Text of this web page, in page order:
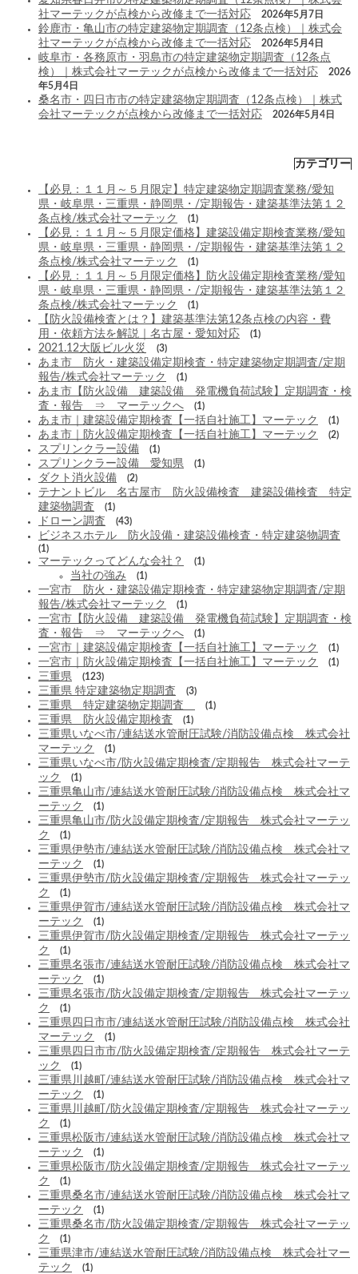
社マーテックが点検から改修まで一括対応
2026年5月7日
鈴鹿市・亀山市の特定建築物定期調査（12条点検）｜株式会
社マーテックが点検から改修まで一括対応
2026年5月4日
岐阜市・各務原市・羽島市の特定建築物定期調査（12条点
検）｜株式会社マーテックが点検から改修まで一括対応
2026
年5月4日
桑名市・四日市市の特定建築物定期調査（12条点検）｜株式
会社マーテックが点検から改修まで一括対応
2026年5月4日
カテゴリー
【必見：１１月～５月限定】特定建築物定期調査業務/愛知
県・岐阜県・三重県・静岡県・/定期報告・建築基準法第１２
条点検/株式会社マーテック
(1)
【必見：１１月～５月限定価格】建築設備定期検査業務/愛知
県・岐阜県・三重県・静岡県・/定期報告・建築基準法第１２
条点検/株式会社マーテック
(1)
【必見：１１月～５月限定価格】防火設備定期検査業務/愛知
県・岐阜県・三重県・静岡県・/定期報告・建築基準法第１２
条点検/株式会社マーテック
(1)
【防火設備検査とは？】建築基準法第12条点検の内容・費
用・依頼方法を解説｜名古屋・愛知対応
(1)
2021.12大阪ビル火災 (3)
あま市 防火・建築設備定期検査・特定建築物定期調査/定期
報告/株式会社マーテック
(1)
あま市【防火設備 建築設備 発電機負荷試験】定期調査・検
査・報告 ⇒ マーテックへ
(1)
あま市｜建築設備定期検査【一括自社施工】マーテック (1)
あま市｜防火設備定期検査【一括自社施工】マーテック (2)
スプリンクラー設備 (1)
スプリンクラー設備 愛知県 (1)
ダクト消火設備 (2)
テナントビル 名古屋市 防火設備検査 建築設備検査 特定
建築物調査
(1)
ドローン調査 (43)
ビジネスホテル 防火設備・建築設備検査・特定建築物調査
(1)
マーテックってどんな会社？ (1)
当社の強み (1)
一宮市 防火・建築設備定期検査・特定建築物定期調査/定期
報告/株式会社マーテック
(1)
一宮市【防火設備 建築設備 発電機負荷試験】定期調査・検
査・報告 ⇒ マーテックへ
(1)
一宮市｜建築設備定期検査【一括自社施工】マーテック (1)
一宮市｜防火設備定期検査【一括自社施工】マーテック (1)
三重県 (123)
三重県 特定建築物定期調査 (3)
三重県 特定建築物定期調査 (1)
三重県 防火設備定期検査 (1)
三重県いなべ市/連結送水管耐圧試験/消防設備点検 株式会社
マーテック
(1)
三重県いなべ市/防火設備定期検査/定期報告 株式会社マーテ
ック
(1)
三重県亀山市/連結送水管耐圧試験/消防設備点検 株式会社マ
ーテック
(1)
三重県亀山市/防火設備定期検査/定期報告 株式会社マーテッ
ク
(1)
三重県伊勢市/連結送水管耐圧試験/消防設備点検 株式会社マ
ーテック
(1)
三重県伊勢市/防火設備定期検査/定期報告 株式会社マーテッ
ク
(1)
三重県伊賀市/連結送水管耐圧試験/消防設備点検 株式会社マ
ーテック
(1)
三重県伊賀市/防火設備定期検査/定期報告 株式会社マーテッ
ク
(1)
三重県名張市/連結送水管耐圧試験/消防設備点検 株式会社マ
ーテック
(1)
三重県名張市/防火設備定期検査/定期報告 株式会社マーテッ
ク
(1)
三重県四日市市/連結送水管耐圧試験/消防設備点検 株式会社
マーテック
(1)
三重県四日市市/防火設備定期検査/定期報告 株式会社マーテ
ック
(1)
三重県川越町/連結送水管耐圧試験/消防設備点検 株式会社マ
ーテック
(1)
三重県川越町/防火設備定期検査/定期報告 株式会社マーテッ
ク
(1)
三重県松阪市/連結送水管耐圧試験/消防設備点検 株式会社マ
ーテック
(1)
三重県松阪市/防火設備定期検査/定期報告 株式会社マーテッ
ク
(1)
三重県桑名市/連結送水管耐圧試験/消防設備点検 株式会社マ
ーテック
(1)
三重県桑名市/防火設備定期検査/定期報告 株式会社マーテッ
ク
(1)
三重県津市/連結送水管耐圧試験/消防設備点検 株式会社マー
テック
(1)